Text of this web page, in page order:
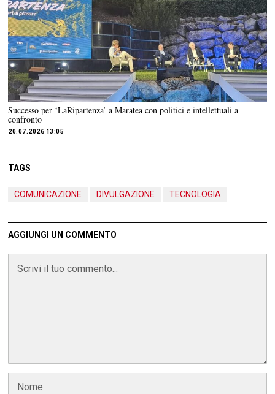
Successo per ‘LaRipartenza’ a Maratea con politici e intellettuali a
confronto
20.07.2026 13:05
TAGS
COMUNICAZIONE DIVULGAZIONE TECNOLOGIA
AGGIUNGI UN COMMENTO